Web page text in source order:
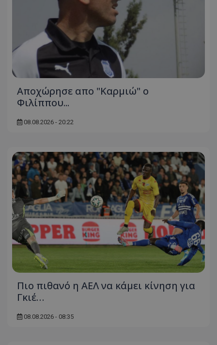
Aποχώρησε απο "Καρμιώ" ο
Φιλίππου...
08.08.2026 - 20:22
Πιο πιθανό η ΑΕΛ να κάμει κίνηση για
Γκιέ…
08.08.2026 - 08:35